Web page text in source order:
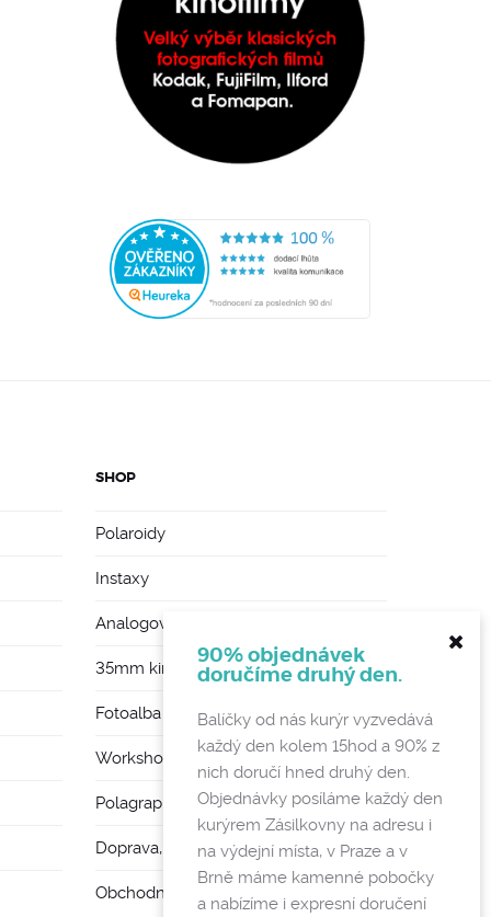
SHOP
Polaroidy
Instaxy
Analogové foťáky
35mm kinofilmy
Fotoalba a rámy
Workshopy
Polagraph Mates
Doprava, poštovné a vratky
Obchodní podmínky a GDPR
90% objednávek
doručíme druhý den.
Balíčky od nás kurýr vyzvedává
každý den kolem 15hod a 90% z
nich doručí hned druhý den.
Objednávky posíláme každý den
kurýrem Zásilkovny na adresu i
na výdejní místa, v Praze a v
Brně máme kamenné pobočky
a nabízíme i expresní doručení